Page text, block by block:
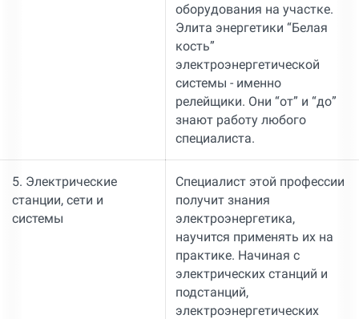
оборудования на участке.
Элита энергетики “Белая
кость”
электроэнергетической
системы - именно
релейщики. Они “от” и “до”
знают работу любого
специалиста.
5. Электрические
станции, сети и
системы
Специалист этой профессии
получит знания
электроэнергетика,
научится применять их на
практике. Начиная с
электрических станций и
подстанций,
электроэнергетических